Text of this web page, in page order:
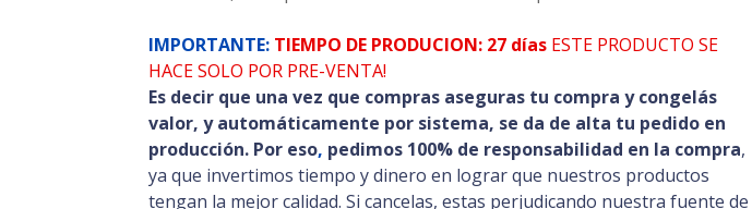
IMPORTANTE: TIEMPO DE PRODUCION: 27 días ESTE PRODUCTO SE
HACE SOLO POR PRE-VENTA!
Es decir que una vez que compras aseguras tu compra y congelás
valor, y automáticamente por sistema, se da de alta tu pedido en
producción. Por eso, pedimos 100% de responsabilidad en la compra,
ya que invertimos tiempo y dinero en lograr que nuestros productos
tengan la mejor calidad. Si cancelas, estas perjudicando nuestra fuente de